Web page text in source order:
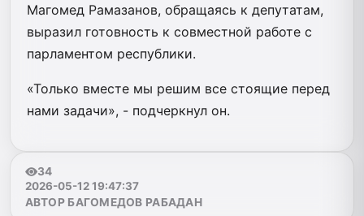
Магомед Рамазанов, обращаясь к депутатам,
выразил готовность к совместной работе с
парламентом республики.
«Только вместе мы решим все стоящие перед
нами задачи», - подчеркнул он.
34
2026-05-12 19:47:37
АВТОР БАГОМЕДОВ РАБАДАН